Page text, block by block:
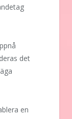
det
en